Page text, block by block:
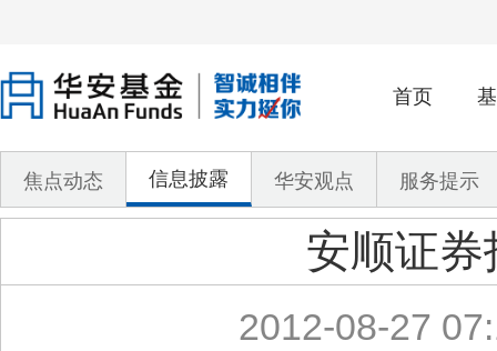
首页
焦点动态 信息披露 华安观点 服务提示
安顺证
2012-08-27